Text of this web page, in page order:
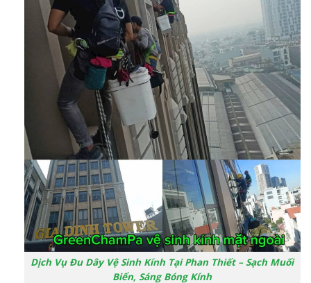
Dịch Vụ Đu Dây Vệ Sinh Kính Tại Phan Thiết – Sạch Muối
Biển, Sáng Bóng Kính